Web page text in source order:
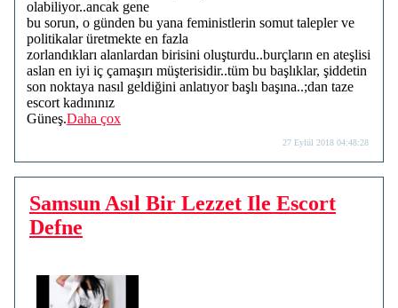
olabiliyor..ancak gene
bu sorun, o günden bu yana feministlerin somut talepler ve
politikalar üretmekte en fazla
zorlandıkları alanlardan birisini oluşturdu..burçların en ateşlisi
aslan en iyi iç çamaşırı müşterisidir..tüm bu başlıklar, şiddetin
son noktaya nasıl geldiğini anlatıyor başlı başına..;dan taze
escort kadınınız
Güneş.Daha çox
27 Eylül 2018 04:48:28
Samsun Asıl Bir Lezzet Ile Escort
Defne